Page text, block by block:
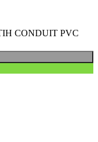
CONDUIT PVC